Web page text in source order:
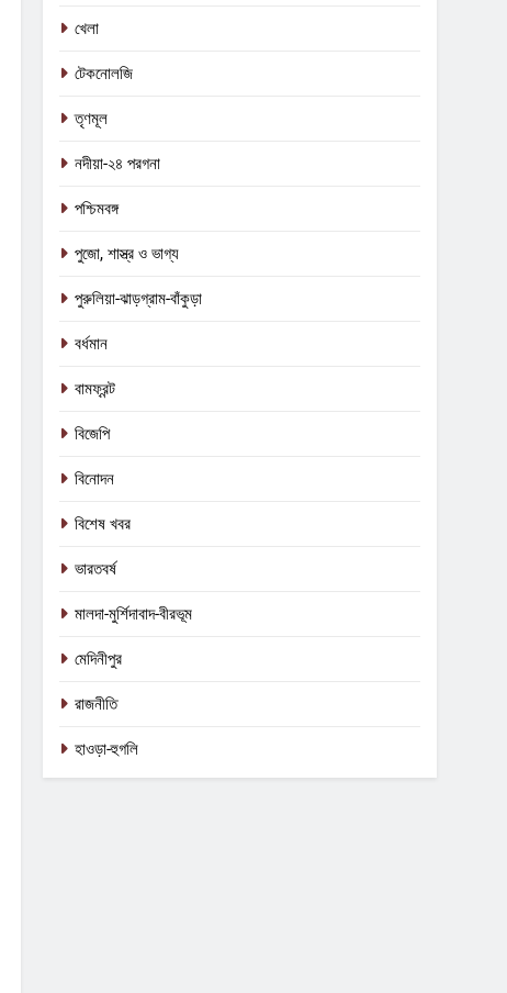
খেলা
টেকনোলজি
তৃণমূল
নদীয়া-২৪ পরগনা
পশ্চিমবঙ্গ
পুজো, শাস্ত্র ও ভাগ্য
পুরুলিয়া-ঝাড়গ্রাম-বাঁকুড়া
বর্ধমান
বামফ্রন্ট
বিজেপি
বিনোদন
বিশেষ খবর
ভারতবর্ষ
মালদা-মুর্শিদাবাদ-বীরভূম
মেদিনীপুর
রাজনীতি
হাওড়া-হুগলি